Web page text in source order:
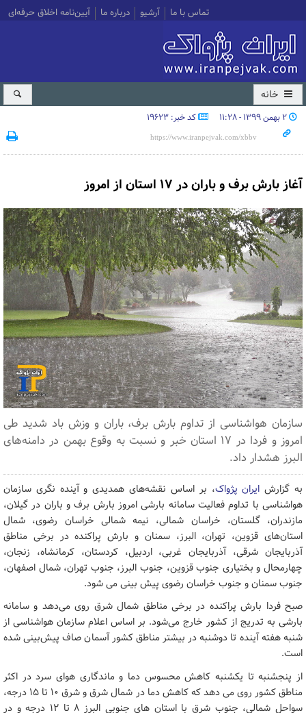
تماس با ما آرشیو درباره ما آیین‌نامه اخلاق حرفه‌ای
خانه
۲ بهمن ۱۳۹۹ - ۱۱:۲۸ کد خبر: 19623
آغاز بارش برف و باران در ۱۷ استان از امروز
سازمان هواشناسی از تداوم بارش برف، باران و وزش باد شدید طی
امروز و فردا در ۱۷ استان خبر و نسبت به وقوع بهمن در دامنه‌های
البرز هشدار داد.
به گزارش ایران پژواک، بر اساس نقشه‌های همدیدی و آینده نگری سازمان
هواشناسی با تداوم فعالیت سامانه بارشی امروز بارش برف و باران در گیلان،
مازندران، گلستان، خراسان شمالی، نیمه شمالی خراسان رضوی، شمال
استان‌های قزوین، تهران، البرز، سمنان و بارش پراکنده در برخی مناطق
آذربایجان شرقی، آذربایجان غربی، اردبیل، کردستان، کرمانشاه، زنجان،
چهارمحال و بختیاری جنوب قزوین، جنوب البرز، جنوب تهران، شمال اصفهان،
جنوب سمنان و جنوب خراسان رضوی پیش بینی می شود.
صبح فردا بارش پراکنده در برخی مناطق شمال شرق روی می‌دهد و سامانه
بارشی به تدریج از کشور خارج می‌شود. بر اساس اعلام سازمان هواشناسی از
شنبه هفته آینده تا دوشنبه در بیشتر مناطق کشور آسمان صاف پیش‌بینی شده
است.
از پنجشنبه تا یکشنبه کاهش محسوس دما و ماندگاری هوای سرد در اکثر
مناطق کشور روی می دهد که کاهش دما در شمال شرق و شرق ۱۰ تا ۱۵ درجه،
سواحل شمالی، جنوب شرق با استان های جنوبی البرز ۸ تا ۱۲ درجه و در